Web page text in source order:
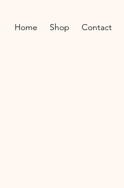
Home Shop Contact